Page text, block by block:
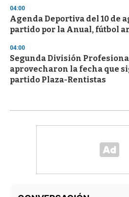
04:00
Agenda Deportiva del 10 de
partido por la Anual, fútbol
04:00
Segunda División
aprovecharon la fecha que
partido Plaza-Rentistas